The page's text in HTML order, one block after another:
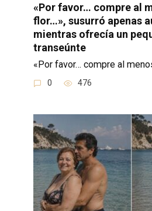
«Por favor… compre al
flor…», susurró apenas
mientras ofrecía un
transeúnte
«Por favor… compre al
0 476